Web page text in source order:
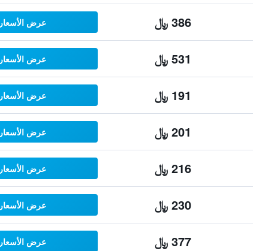
386 ﷼ عرض الأسعار
531 ﷼ عرض الأسعار
191 ﷼ عرض الأسعار
201 ﷼ عرض الأسعار
216 ﷼ عرض الأسعار
230 ﷼ عرض الأسعار
377 ﷼ عرض الأسعار